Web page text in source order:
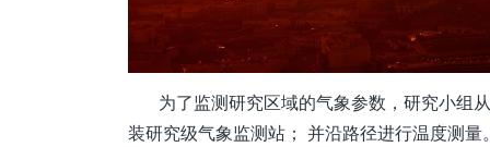
为了监测研究区域的气象参数，研究小组
装研究级气象监测站； 并沿路径进行温度测